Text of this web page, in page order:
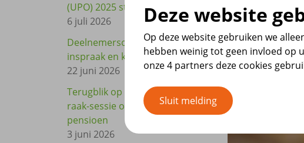
(UPO) 2025 staat klaar
6 juli 2026
Deelnemersonderzoek: kosten,
inspraak en keuzevrijheid centraal
22 juni 2026
Terugblik op de 2e vraag-maar-
raak-sessie over vast of variabel
pensioen
3 juni 2026
Deze website
Op deze website gebruiken we
hebben weinig tot geen invloed op
onze 4 partners deze cookies
Sluit melding